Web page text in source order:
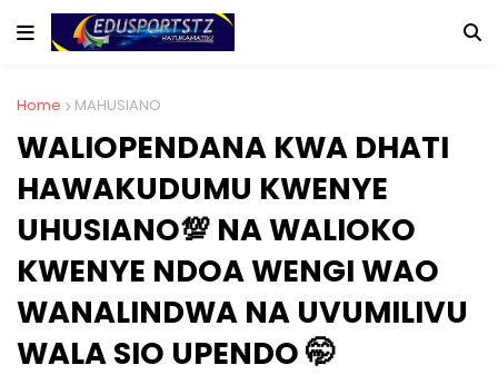
Home MAHUSIANO
WALIOPENDANA KWA DHATI
HAWAKUDUMU KWENYE
UHUSIANO💯 NA WALIOKO
KWENYE NDOA WENGI WAO
WANALINDWA NA UVUMILIVU
WALA SIO UPENDO 🤭